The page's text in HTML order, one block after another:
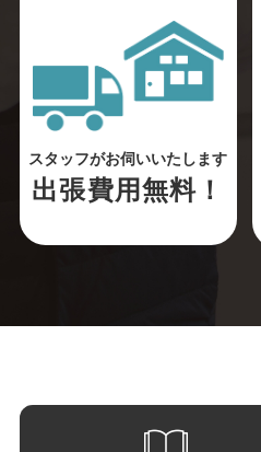
スタッフがお伺いいたします
出張費用無料！